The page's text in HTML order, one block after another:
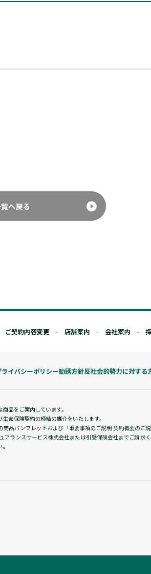
へ戻る
ご契約内容変更 店舗案内 会社案内
イバシーポリシー勧誘方針反社会的勢力に対する
品をご案内しています。
命保険契約の締結の媒介をいたします。
品パンフレットおよび「重要事項のご説明 契約概要のご
ランスサービス株式会社または引受保険会社までご請求